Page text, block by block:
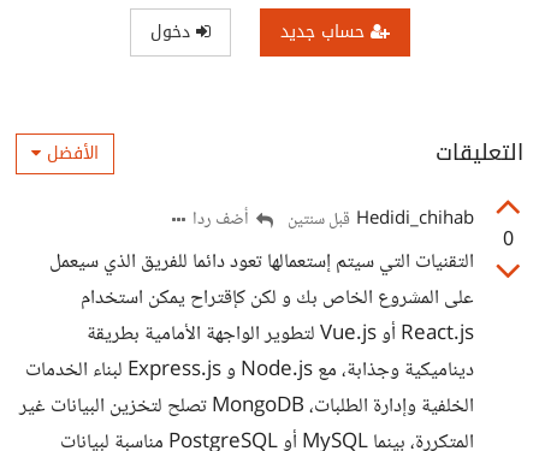
حساب جديد دخول
التعليقات الأفضل
0
Hedidi_chihab قبل سنتين أضف ردا
التقنيات التي سيتم إستعمالها تعود دائما للفريق الذي سيعمل
على المشروع الخاص بك و لكن كإقتراح يمكن استخدام
React.js أو Vue.js لتطوير الواجهة الأمامية بطريقة
ديناميكية وجذابة، مع Node.js و Express.js لبناء الخدمات
الخلفية وإدارة الطلبات، MongoDB تصلح لتخزين البيانات غير
المتكررة، بينما MySQL أو PostgreSQL مناسبة لبيانات